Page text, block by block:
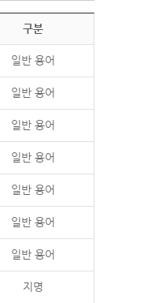
구분
일반 용어
일반 용어
일반 용어
일반 용어
일반 용어
일반 용어
일반 용어
지명